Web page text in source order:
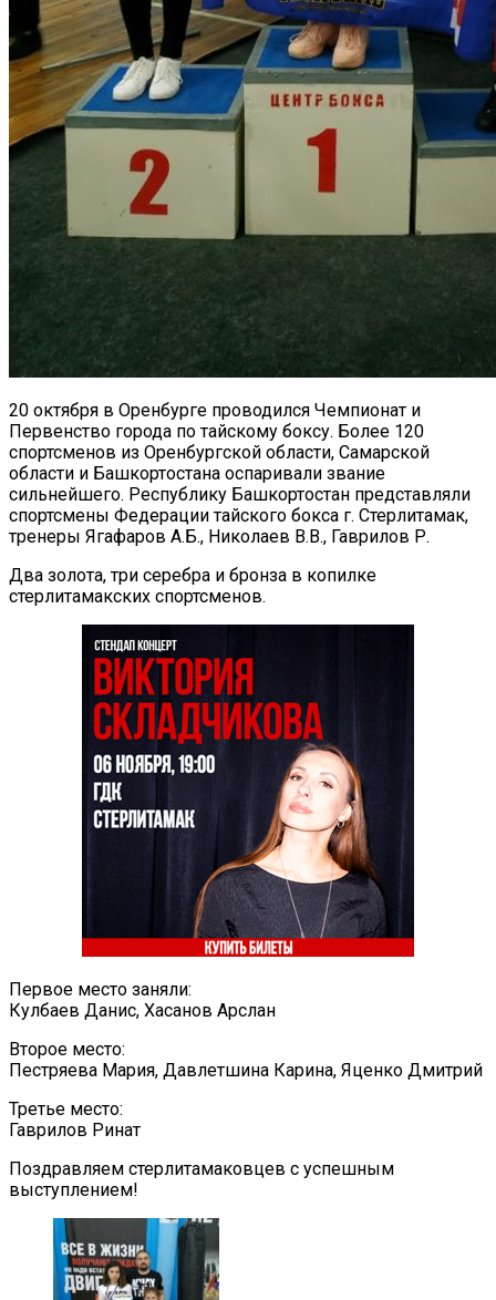
20 октября в Оренбурге проводился Чемпионат и
Первенство города по тайскому боксу. Более 120
спортсменов из Оренбургской области, Самарской
области и Башкортостана оспаривали звание
сильнейшего. Республику Башкортостан представляли
спортсмены Федерации тайского бокса г. Стерлитамак,
тренеры Ягафаров А.Б., Николаев В.В., Гаврилов Р.
Два золота, три серебра и бронза в копилке
стерлитамакских спортсменов.
Первое место заняли:
Кулбаев Данис, Хасанов Арслан
Второе место:
Пестряева Мария, Давлетшина Карина, Яценко Дмитрий
Третье место:
Гаврилов Ринат
Поздравляем стерлитамаковцев с успешным
выступлением!